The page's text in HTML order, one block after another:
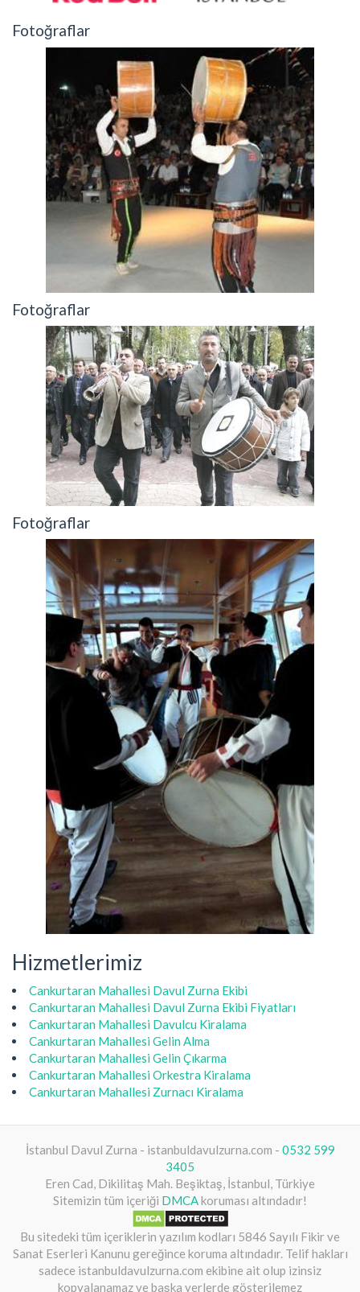
Fotoğraflar
Fotoğraflar
Fotoğraflar
Hizmetlerimiz
Cankurtaran Mahallesi Davul Zurna Ekibi
Cankurtaran Mahallesi Davul Zurna Ekibi Fiyatları
Cankurtaran Mahallesi Davulcu Kiralama
Cankurtaran Mahallesi Gelin Alma
Cankurtaran Mahallesi Gelin Çıkarma
Cankurtaran Mahallesi Orkestra Kiralama
Cankurtaran Mahallesi Zurnacı Kiralama
İstanbul Davul Zurna - istanbuldavulzurna.com - 0532 599
3405
Eren Cad, Dikilitaş Mah. Beşiktaş, İstanbul, Türkiye
Sitemizin tüm içeriği DMCAkoruması altındadır!
Bu sitedeki tüm içeriklerin yazılım kodları 5846 Sayılı Fikir ve
Sanat Eserleri Kanunu gereğince koruma altındadır. Telif hakları
sadece istanbuldavulzurna.com ekibine ait olup izinsiz
kopyalanamaz ve başka yerlerde gösterilemez